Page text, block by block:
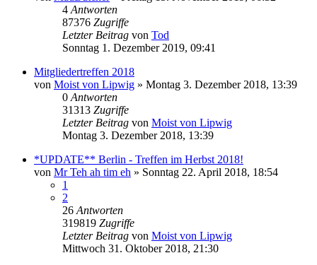
4 Antworten
87376 Zugriffe
Letzter Beitrag von Tod
Sonntag 1. Dezember 2019, 09:41
Mitgliedertreffen 2018
von Moist von Lipwig » Montag 3. Dezember 2018, 13:39
0 Antworten
31313 Zugriffe
Letzter Beitrag von Moist von Lipwig
Montag 3. Dezember 2018, 13:39
*UPDATE** Berlin - Treffen im Herbst 2018!
von Mr Teh ah tim eh » Sonntag 22. April 2018, 18:54
1
2
26 Antworten
319819 Zugriffe
Letzter Beitrag von Moist von Lipwig
Mittwoch 31. Oktober 2018, 21:30